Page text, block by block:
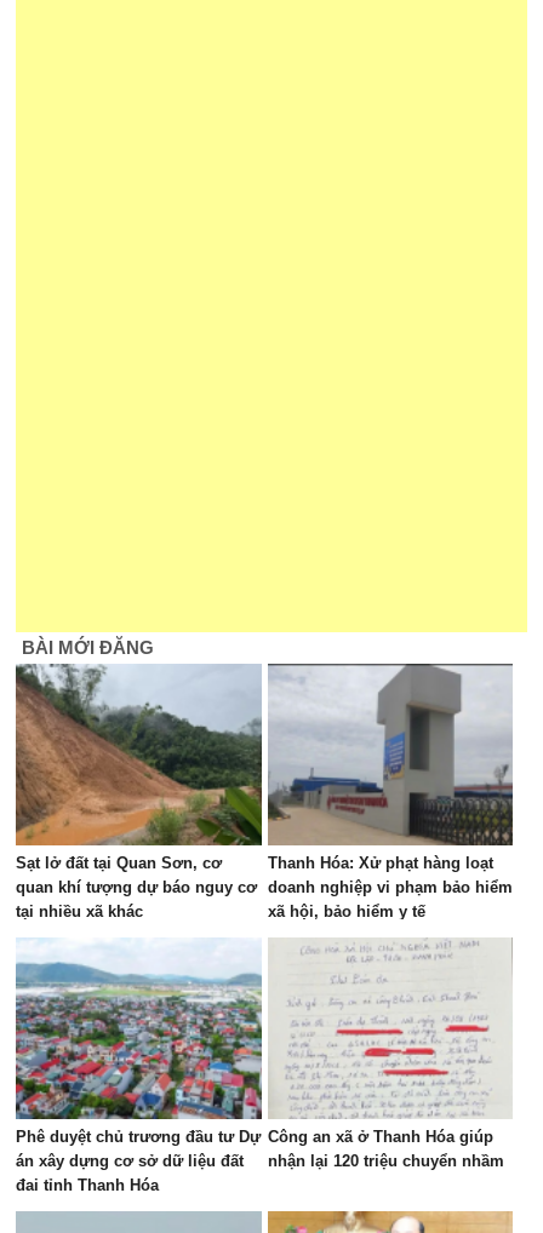
BÀI MỚI ĐĂNG
Sạt lở đất tại Quan Sơn, cơ
quan khí tượng dự báo nguy cơ
tại nhiều xã khác
Thanh Hóa: Xử phạt hàng loạt
doanh nghiệp vi phạm bảo hiểm
xã hội, bảo hiểm y tế
Phê duyệt chủ trương đầu tư Dự
án xây dựng cơ sở dữ liệu đất
đai tỉnh Thanh Hóa
Công an xã ở Thanh Hóa giúp
nhận lại 120 triệu chuyển nhầm